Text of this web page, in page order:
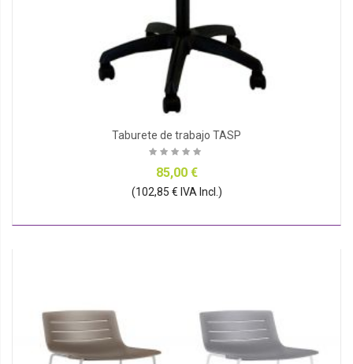
Taburete de trabajo TASP
85,00 €
(102,85 € IVA Incl.)